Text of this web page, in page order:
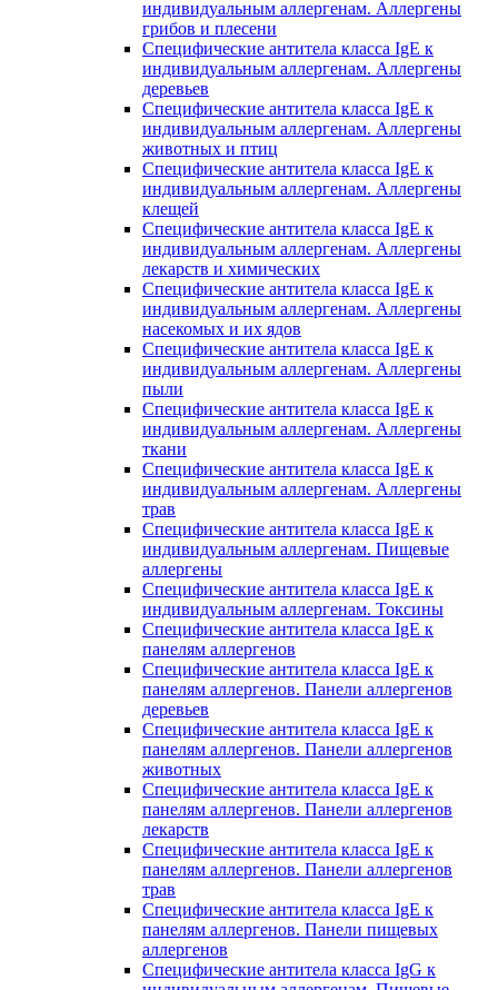
индивидуальным аллергенам. Аллергены
грибов и плесени
Специфические антитела класса IgE к
индивидуальным аллергенам. Аллергены
деревьев
Специфические антитела класса IgE к
индивидуальным аллергенам. Аллергены
животных и птиц
Специфические антитела класса IgE к
индивидуальным аллергенам. Аллергены
клещей
Специфические антитела класса IgE к
индивидуальным аллергенам. Аллергены
лекарств и химических
Специфические антитела класса IgE к
индивидуальным аллергенам. Аллергены
насекомых и их ядов
Специфические антитела класса IgE к
индивидуальным аллергенам. Аллергены
пыли
Специфические антитела класса IgE к
индивидуальным аллергенам. Аллергены
ткани
Специфические антитела класса IgE к
индивидуальным аллергенам. Аллергены
трав
Специфические антитела класса IgE к
индивидуальным аллергенам. Пищевые
аллергены
Специфические антитела класса IgE к
индивидуальным аллергенам. Токсины
Специфические антитела класса IgE к
панелям аллергенов
Специфические антитела класса IgE к
панелям аллергенов. Панели аллергенов
деревьев
Специфические антитела класса IgE к
панелям аллергенов. Панели аллергенов
животных
Специфические антитела класса IgE к
панелям аллергенов. Панели аллергенов
лекарств
Специфические антитела класса IgE к
панелям аллергенов. Панели аллергенов
трав
Специфические антитела класса IgE к
панелям аллергенов. Панели пищевых
аллергенов
Специфические антитела класса IgG к